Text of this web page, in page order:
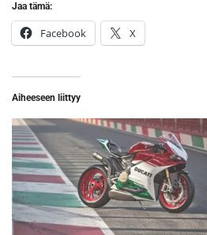
Jaa tämä:
Facebook X
Aiheeseen liittyy